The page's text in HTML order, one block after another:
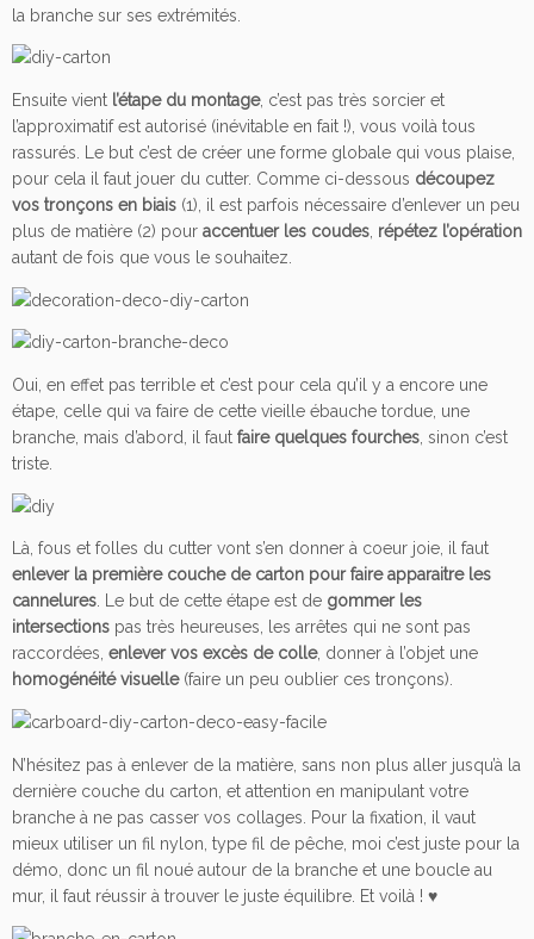
la branche sur ses extrémités.
Ensuite vient l’étape du montage, c’est pas très sorcier et
l’approximatif est autorisé (inévitable en fait !), vous voilà tous
rassurés. Le but c’est de créer une forme globale qui vous plaise,
pour cela il faut jouer du cutter. Comme ci-dessous découpez
vos tronçons en biais (1), il est parfois nécessaire d’enlever un peu
plus de matière (2) pour accentuer les coudes répétez l’opération
autant de fois que vous le souhaitez.
Oui, en effet pas terrible et c’est pour cela qu’il y a encore une
étape, celle qui va faire de cette vieille ébauche tordue, une
branche, mais d’abord, il faut faire quelques fourches , sinon c’est
triste.
Là, fous et folles du cutter vont s’en donner à coeur joie, il faut
enlever la première couche de carton pour faire apparaitre les
cannelures. Le but de cette étape est de gommer les
intersections pas très heureuses, les arrêtes qui ne sont pas
raccordées, enlever vos excès de colle, donner à l’objet une
homogénéité visuelle(faire un peu oublier ces tronçons).
N’hésitez pas à enlever de la matière, sans non plus aller jusqu’à la
dernière couche du carton, et attention en manipulant votre
branche à ne pas casser vos collages. Pour la fixation, il vaut
mieux utiliser un fil nylon, type fil de pêche, moi c’est juste pour la
démo, donc un fil noué autour de la branche et une boucle au
mur, il faut réussir à trouver le juste équilibre. Et voilà ! ♥